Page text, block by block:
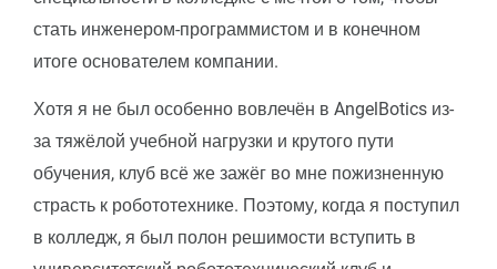
стать инженером-программистом и в конечном
итоге основателем компании.
Хотя я не был особенно вовлечён в AngelBotics из-
за тяжёлой учебной нагрузки и крутого пути
обучения, клуб всё же зажёг во мне пожизненную
страсть к робототехнике. Поэтому, когда я поступил
в колледж, я был полон решимости вступить в